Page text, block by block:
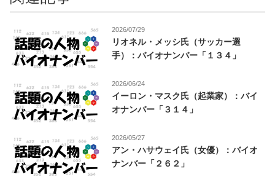
2026/07/29
リオネル・メッシ氏（サッカー選
手）：バイオナンバー「１３４」
2026/06/24
イーロン・マスク氏（起業家）：バイ
オナンバー「３１４」
2026/05/27
アン・ハサウェイ氏（女優）：バイオ
ナンバー「２６２」